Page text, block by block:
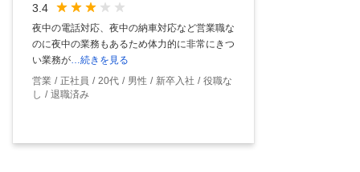
3.4
夜中の電話対応、夜中の納車対応など営業職な
のに夜中の業務もあるため体力的に非常にきつ
い業務が …続きを見る
営業
正社員 20代 男性 新卒入社
役職な
し
退職済み